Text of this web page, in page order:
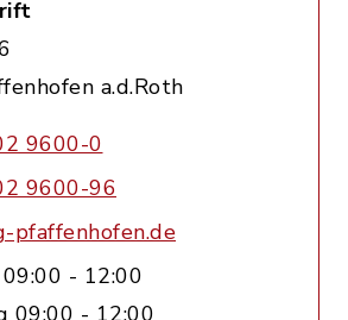
a.d.Roth
9600-0
9600-96
pfaffenhofen.de
- 12:00
09:00 - 12:00